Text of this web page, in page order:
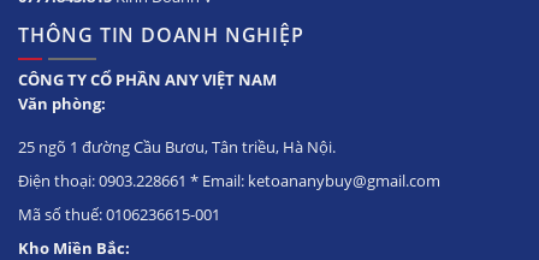
THÔNG TIN DOANH NGHIỆP
CÔNG TY CỔ PHẦN ANY VIỆT NAM
Văn phòng:
25 ngõ 1 đường Cầu Bươu, Tân triều, Hà Nội.
Điện thoại: 0903.228661 * Email: ketoananybuy@gmail.com
Mã số thuế: 0106236615-001
Kho Miền Bắc: